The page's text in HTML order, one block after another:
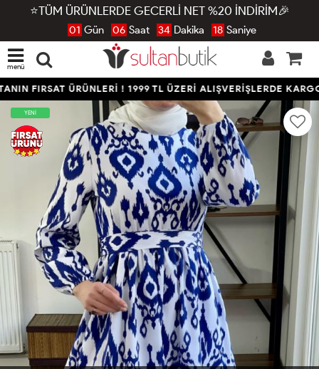
⭐TÜM ÜRÜNLERDE GECERLİ NET %20 İNDİRİM🎉
01 Gün 06 Saat 34 Dakika 17 Saniye
menü
FIRSAT ÜRÜNLERİ ! 1999 TL ÜZERİ ALIŞVERİŞLERDE KARGO
YENİ